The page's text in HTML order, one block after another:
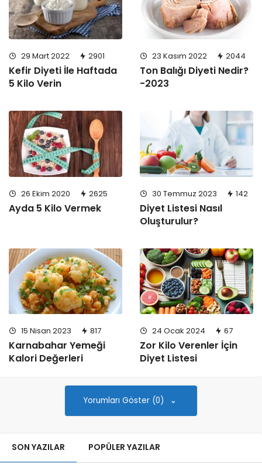
29 Mart 2022 2901
Kefir Diyeti İle Haftada
5 Kilo Verin
23 Kasım 2022 2044
Ton Balığı Diyeti Nedir?
-2023
26 Ekim 2020 2625
Ayda 5 Kilo Vermek
30 Temmuz 2023 142
Diyet Listesi Nasıl
Oluşturulur?
15 Nisan 2023 817
Karnabahar Yemeği
Kalori Değerleri
24 Ocak 2024 67
Zor Kilo Verenler İçin
Diyet Listesi
Yorumları Göster (0)
SON YAZILAR POPÜLER YAZILAR